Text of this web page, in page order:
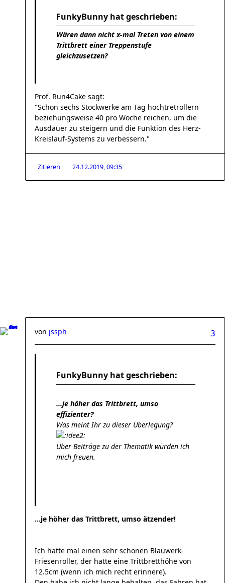
FunkyBunny hat geschrieben:
Wären dann nicht x-mal Treten von einem
Trittbrett einer Treppenstufe
gleichzusetzen?
Prof. Run4Cake sagt:
"Schon sechs Stockwerke am Tag hochtretrollern
beziehungsweise 40 pro Woche reichen, um die
Ausdauer zu steigern und die Funktion des Herz-
Kreislauf-Systems zu verbessern."
Zitieren 24.12.2019, 09:35
3
von jssph
FunkyBunny hat geschrieben:
...je höher das Trittbrett, umso
effizienter?
Was meint Ihr zu dieser Überlegung?
Über Beiträge zu der Thematik würden ich
mich freuen.
...je höher das Trittbrett, umso ätzender!
Ich hatte mal einen sehr schönen Blauwerk-
Friesenroller, der hatte eine Trittbretthöhe von
12.5cm (wenn ich mich recht erinnere).